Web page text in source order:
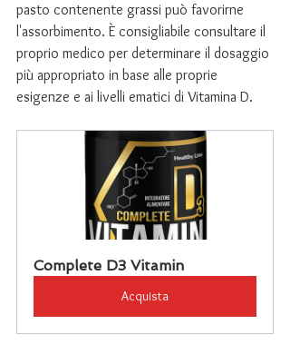
pasto contenente grassi può favorirne
l'assorbimento. È consigliabile consultare il
proprio medico per determinare il dosaggio
più appropriato in base alle proprie
esigenze e ai livelli ematici di Vitamina D.
Complete D3 Vitamin
Acquista